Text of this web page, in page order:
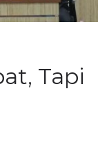
Tapi